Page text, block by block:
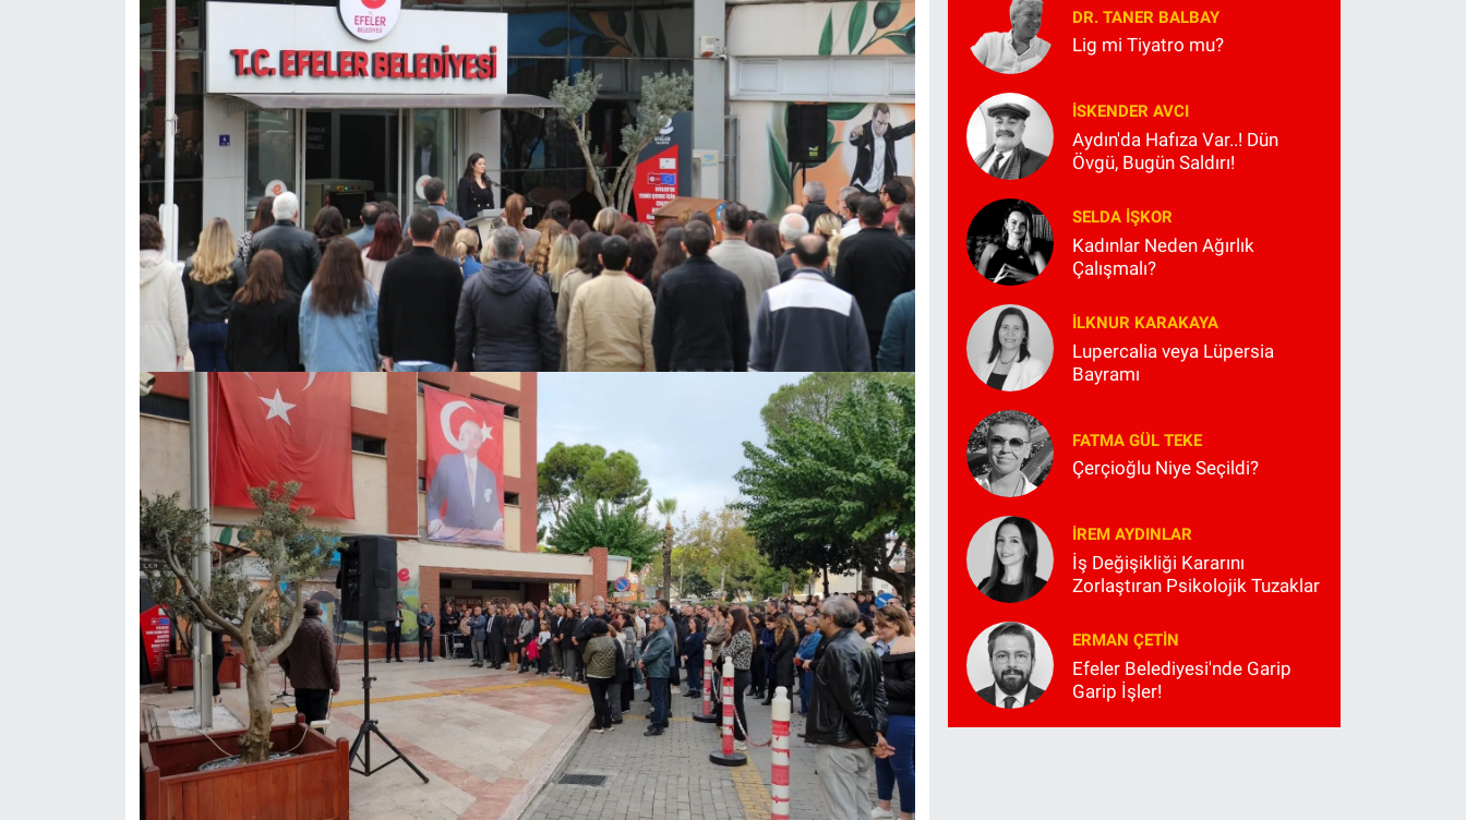
DR. TANER BALBAY
Lig mi Tiyatro mu?
İSKENDER AVCI
Aydın'da Hafıza Var..! Dün
Övgü, Bugün Saldırı!
SELDA İŞKOR
Kadınlar Neden Ağırlık
Çalışmalı?
İLKNUR KARAKAYA
Lupercalia veya Lüpersia
Bayramı
FATMA GÜL TEKE
Çerçioğlu Niye Seçildi?
İREM AYDINLAR
İş Değişikliği Kararını
Zorlaştıran Psikolojik Tuzaklar
ERMAN ÇETIN
Efeler Belediyesi'nde Garip
Garip İşler!